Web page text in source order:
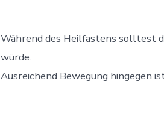
Während des Heilfastens solltest
würde.
Ausreichend Bewegung hingegen